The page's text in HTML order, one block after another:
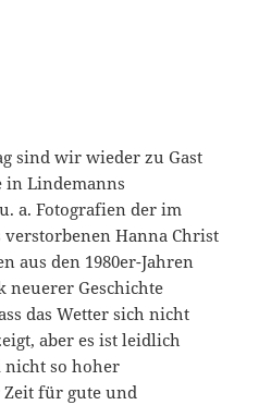
sind wir wieder zu Gast
in Lindemanns
a. Fotografien der im
verstorbenen Hanna Christ
aus den 1980er-Jahren
neuerer Geschichte
das Wetter sich nicht
aber es ist leidlich
nicht so hoher
für gute und